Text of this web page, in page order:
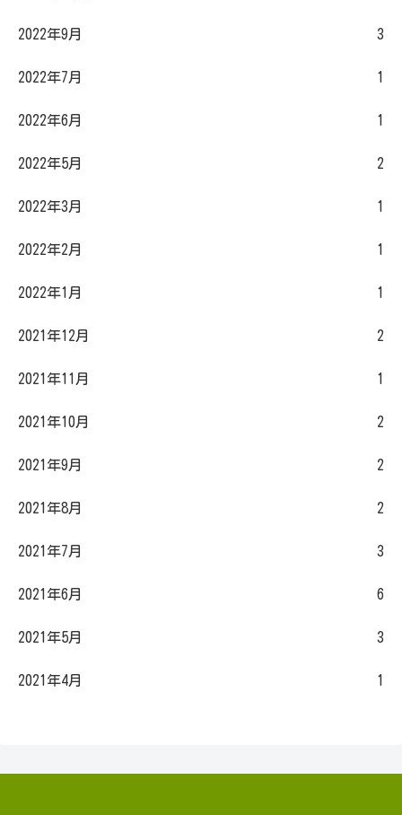
2022年9月 3
2022年7月 1
2022年6月 1
2022年5月 2
2022年3月 1
2022年2月 1
2022年1月 1
2021年12月 2
2021年11月 1
2021年10月 2
2021年9月 2
2021年8月 2
2021年7月 3
2021年6月 6
2021年5月 3
2021年4月 1